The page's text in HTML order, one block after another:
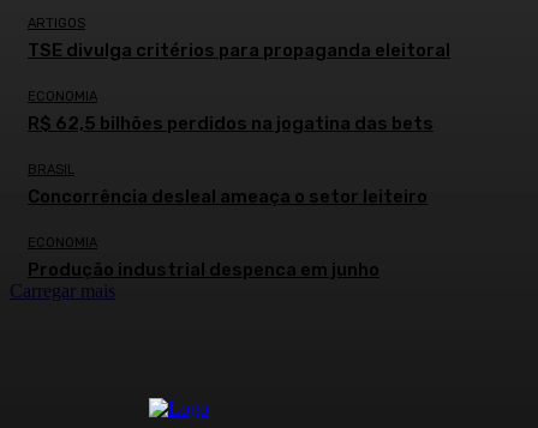
ARTIGOS
TSE divulga critérios para propaganda eleitoral
ECONOMIA
R$ 62,5 bilhões perdidos na jogatina das bets
BRASIL
Concorrência desleal ameaça o setor leiteiro
ECONOMIA
Produção industrial despenca em junho
Carregar mais